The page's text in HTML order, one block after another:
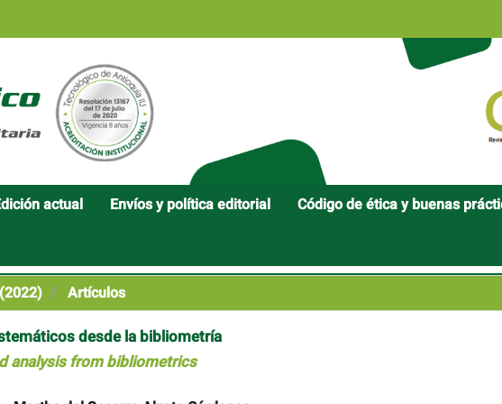
actual Envíos y política editorial Código de ética y buenas
Artículos
desde la bibliometría
analysis from bibliometrics